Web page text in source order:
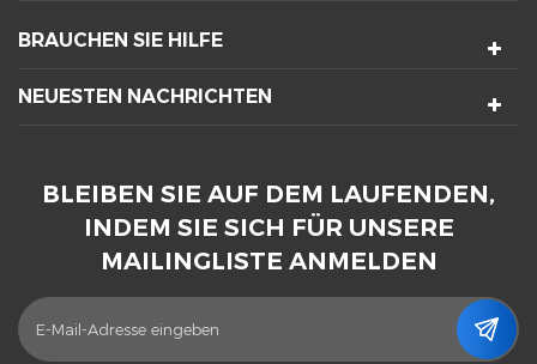
BRAUCHEN SIE HILFE
NEUESTEN NACHRICHTEN
BLEIBEN SIE AUF DEM LAUFENDEN,
INDEM SIE SICH FÜR UNSERE
MAILINGLISTE ANMELDEN